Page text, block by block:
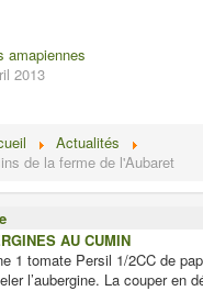
amapiennes
2013
Actualités
de la ferme de l'Aubaret
AU CUMIN
1 tomate Persil 1/2CC de
l’aubergine. La couper en